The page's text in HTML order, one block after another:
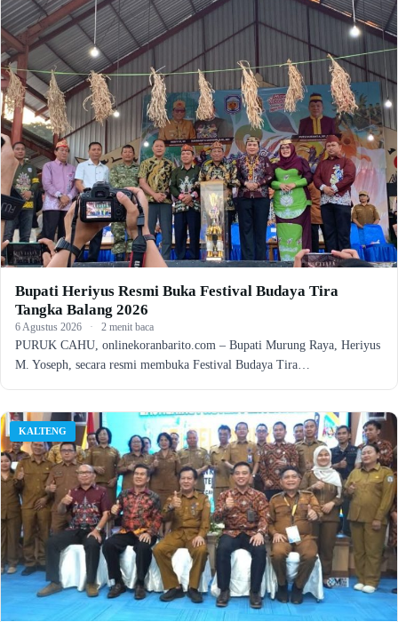
Bupati Heriyus Resmi Buka Festival Budaya Tira
Tangka Balang 2026
6 Agustus 2026 · 2 menit baca
PURUK CAHU, onlinekoranbarito.com – Bupati Murung Raya, Heriyus
M. Yoseph, secara resmi membuka Festival Budaya Tira…
KALTENG